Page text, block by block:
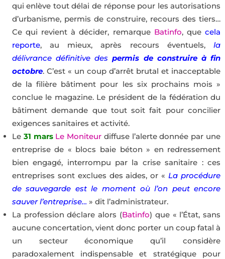
qui enlève tout délai de réponse pour les autorisations
d’urbanisme, permis de construire, recours des tiers…
Ce qui revient à décider, remarque Batinfo, quecela
reporte, au mieux, après recours éventuels,la
délivrance définitive despermis de construire à fin
octobre. C’est « un coup d’arrêt brutal et inacceptable
de la filière bâtiment pour les six prochains mois »
conclue le magazine. Le président de la fédération du
bâtiment demande que tout soit fait pour concilier
exigences sanitaires et activité.
Le31 mars Le Moniteur diffuse l’alerte donnée par une
entreprise de « blocs baie béton » en redressement
bien engagé, interrompu par la crise sanitaire : ces
entreprises sont exclues des aides, or «La procédure
de sauvegarde est le moment où l’on peut encore
sauver l’entreprise… » dit l’administrateur.
La profession déclare alors (Batinfo) que « l’État, sans
aucune concertation, vient donc porter un coup fatal à
un secteur économique qu’il considère
paradoxalement indispensable et stratégique pour